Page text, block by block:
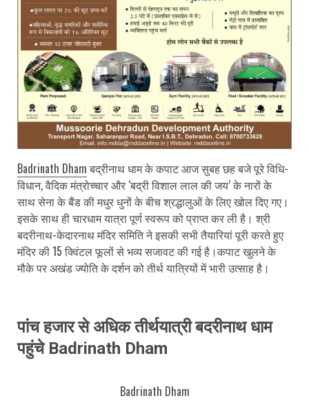
Badrinath Dham बद्रीनाथ धाम के कपाट आज सुबह छह बजे पूरे विधि-
विधान, वैदिक मंत्रोच्चार और ‘बद्री विशाल लाल की जय’ के नारों के
साथ सेना के बैंड की मधुर धुनों के बीच श्रद्धालुओं के लिए खोल दिए गए।
इसके साथ ही चारधाम यात्रा पूर्ण स्वरूप को प्राप्त कर ली है। श्री
बदरीनाथ-केदारनाथ मंदिर समिति ने इसकी सभी तैयारियां पूरी करते हुए
मंदिर की 15 क्विंटल फूलों से भव्य सजावट की गई है।कपाट खुलने के
मौके पर अखंड ज्योति के दर्शन को तीर्थ यात्रियों में भारी उत्साह है।
पांच हजार से अधिक तीर्थयात्री बदरीनाथ धाम
पहुंचे Badrinath Dham
Badrinath Dham